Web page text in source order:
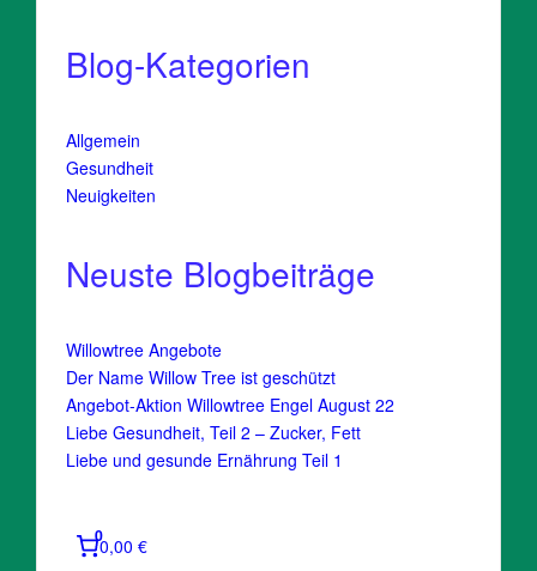
Blog-Kategorien
Allgemein
Gesundheit
Neuigkeiten
Neuste Blogbeiträge
Willowtree Angebote
Der Name Willow Tree ist geschützt
Angebot-Aktion Willowtree Engel August 22
Liebe Gesundheit, Teil 2 – Zucker, Fett
Liebe und gesunde Ernährung Teil 1
00,00 €